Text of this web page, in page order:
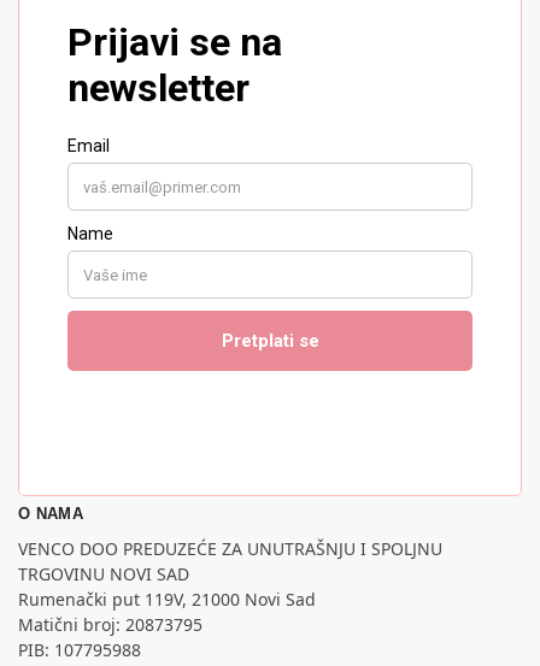
O NAMA
VENCO DOO PREDUZEĆE ZA UNUTRAŠNJU I SPOLJNU
TRGOVINU NOVI SAD
Rumenački put 119V, 21000 Novi Sad
Matični broj: 20873795
PIB: 107795988